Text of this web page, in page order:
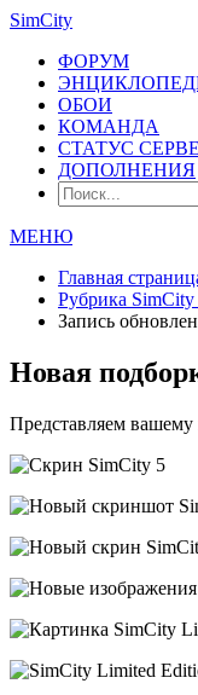
SimCity
ФОРУМ
ОБОИ
КОМАНДА
СТАТУС
ДОПОЛНЕНИЯ
МЕНЮ
Главная
Рубрика SimCity
Запись
Новая
Представляем